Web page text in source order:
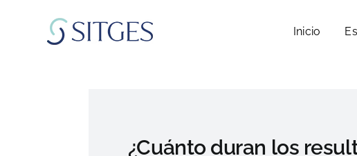
contenido
Inicio
¿Cuánto duran los